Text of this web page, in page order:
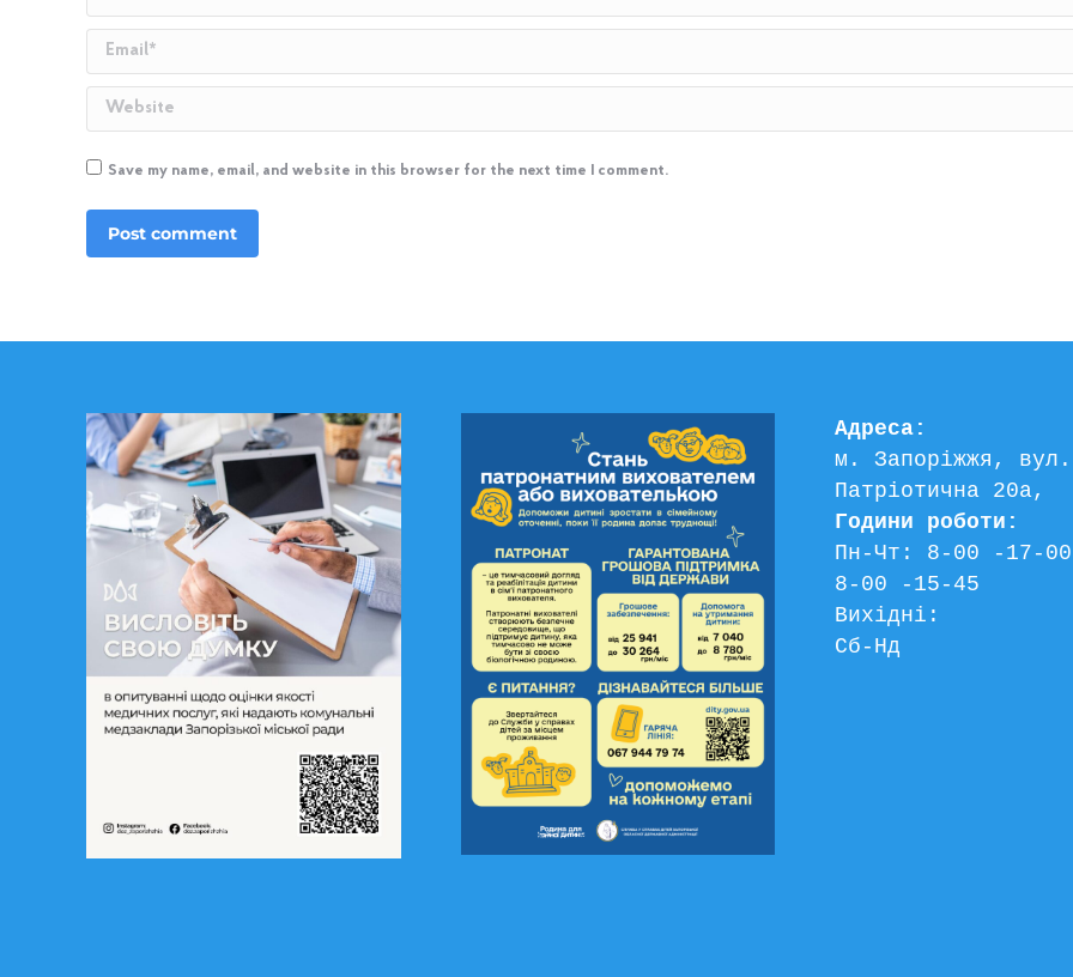
Email *
Website
Save my name, email, and website in this browser for the next time I comment.
Post comment
Адреса:
м. Запоріжжя, вул.
Патріотична 20а,
Години роботи:
Пн-Чт: 8-00 -17-
8-00 -15-45
Вихідні:
Сб-Нд